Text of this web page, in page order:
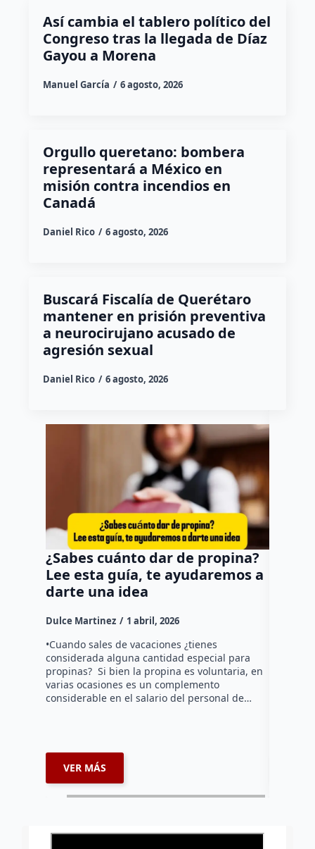
Así cambia el tablero político del
Congreso tras la llegada de Díaz
Gayou a Morena
Manuel García 6 agosto, 2026
Orgullo queretano: bombera
representará a México en
misión contra incendios en
Canadá
Daniel Rico 6 agosto, 2026
Buscará Fiscalía de Querétaro
mantener en prisión preventiva
a neurocirujano acusado de
agresión sexual
Daniel Rico 6 agosto, 2026
¿Sabes cuánto dar de propina?
Lee esta guía, te ayudaremos a
darte una idea
Dulce Martinez 1 abril, 2026
•Cuando sales de vacaciones ¿tienes
considerada alguna cantidad especial para
propinas? Si bien la propina es voluntaria, en
varias ocasiones es un complemento
considerable en el salario del personal de…
VER MÁS